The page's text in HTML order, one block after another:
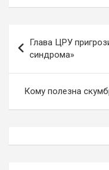
по
записям
Глава ЦРУ
синдрома»
Кому полезна